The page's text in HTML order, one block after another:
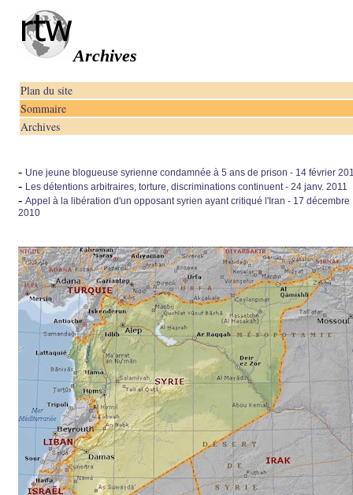
Archives
Plan du site
Sommaire
Archives
- Une jeune blogueuse syrienne condamnée à 5 ans de prison - 14 février
- Les détentions arbitraires, torture, discriminations continuent - 24 janv. 2011
- Appel à la libération d'un opposant syrien ayant critiqué l'Iran - 17 décembre
2010